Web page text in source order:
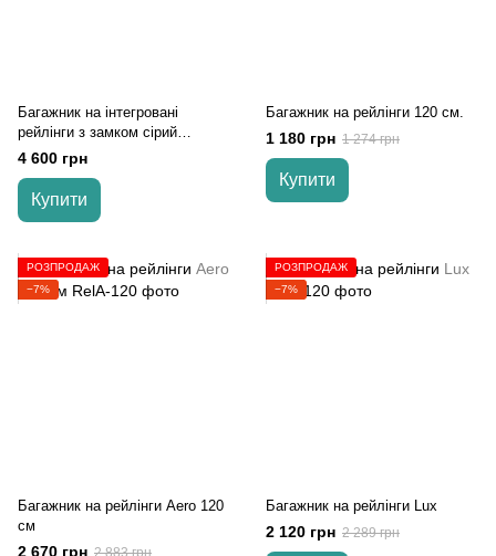
Багажник на інтегровані
рейлінги з замком сірий
Wingcarrier V2
4 600 грн
Купити
Багажник на рейлінги 120 см.
1 180 грн 1 274 грн
Купити
РОЗПРОДАЖ
−7%
Багажник на рейлінги Aero 120
см
2 670 грн 2 883 грн
РОЗПРОДАЖ
−7%
Багажник на рейлінги Lux
2 120 грн 2 289 грн